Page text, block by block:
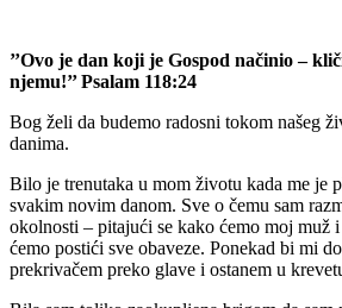
’’Ovo je dan koji je Gospod načinio –
njemu!’’ Psalam 118:24
Bog želi da budemo radosni tokom našeg
danima.
Bilo je trenutaka u mom životu kada me je
svakim novim danom. Sve o čemu sam
okolnosti – pitajući se kako ćemo moj muž
ćemo postići sve obaveze. Ponekad bi mi
prekrivačem preko glave i ostanem u